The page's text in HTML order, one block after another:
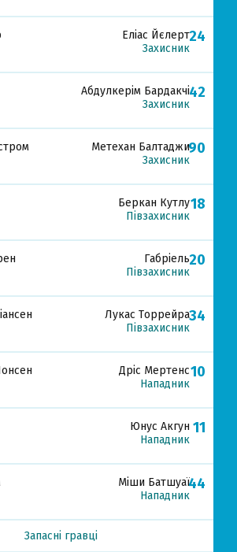
24
Еліас Йєлерт
Захисник
42
Абдулкерім Бардакчі
Захисник
90
Метехан Балтаджи
Захисник
18
Беркан Кутлу
Півзахисник
20
Габріель
Півзахисник
34
Лукас Торрейра
Півзахисник
10
Дріс Мертенс
Нападник
11
Юнус Акгун
Нападник
44
Міши Батшуаї
Нападник
Запасні гравці